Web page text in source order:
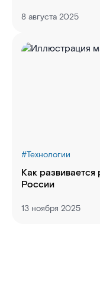
8 августа 2025
#Технологии
Как
России
13 ноября 2025